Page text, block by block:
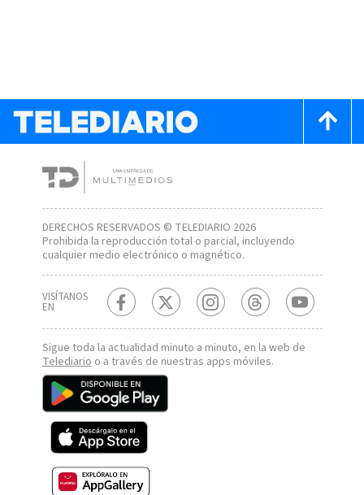
DERECHOS RESERVADOS © TELEDIARIO 2026
Prohibida la reproducción total o parcial, incluyendo
cualquier medio electrónico o magnético.
VISÍTANOS
EN
Sigue toda la actualidad minuto a minuto, en la web de
Telediarioo a través de nuestras apps móviles.